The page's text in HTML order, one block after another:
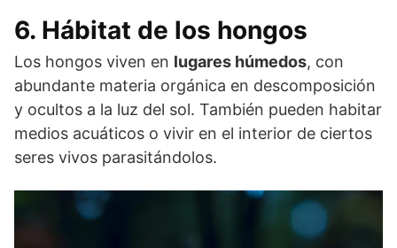
6. Hábitat de los hongos
Los hongos viven en lugares húmedos, con
abundante materia orgánica en descomposición
y ocultos a la luz del sol. También pueden habitar
medios acuáticos o vivir en el interior de ciertos
seres vivos parasitándolos.